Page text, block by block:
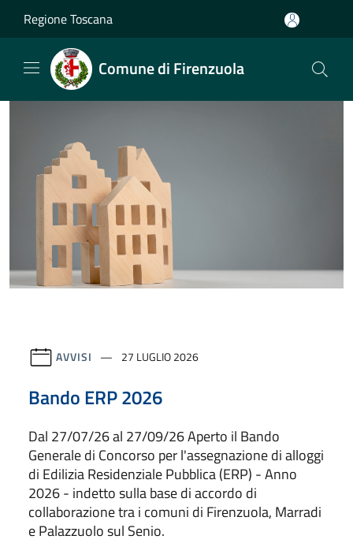
Regione Toscana
Comune di Firenzuola
AVVISI 27 LUGLIO 2026
Bando ERP 2026
Dal 27/07/26 al 27/09/26 Aperto il Bando
Generale di Concorso per l'assegnazione di alloggi
di Edilizia Residenziale Pubblica (ERP) - Anno
2026 - indetto sulla base di accordo di
collaborazione tra i comuni di Firenzuola, Marradi
e Palazzuolo sul Senio.